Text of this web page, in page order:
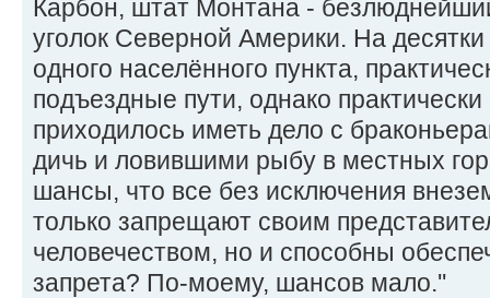
Карбон, штат Монтана -
уголок Северной Америки. На
одного населённого пункта,
подъездные пути, однако
приходилось иметь дело с
дичь и ловившими рыбу в местных
шансы, что все без исключения
только запрещают своим
человечеством, но и способны
запрета? По-моему, шансов мало.''